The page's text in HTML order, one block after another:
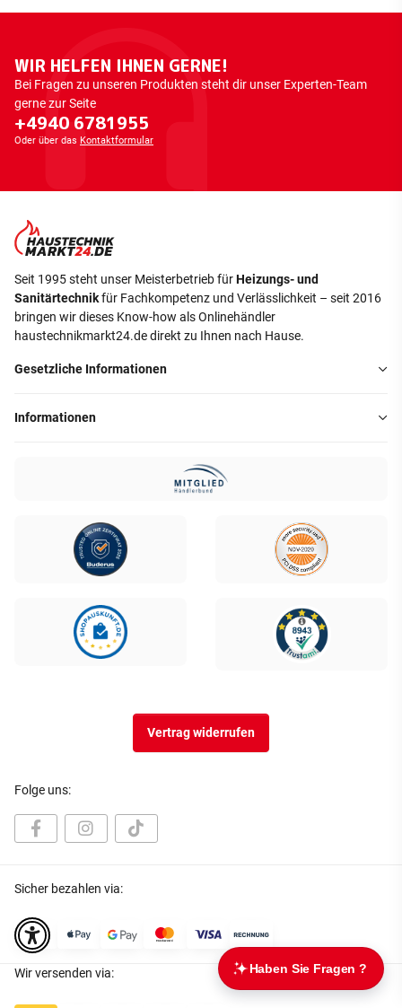
WIR HELFEN IHNEN GERNE!
Bei Fragen zu unseren Produkten steht dir unser Experten-Team
gerne zur Seite
+4940 6781955
Oder über das Kontaktformular
Seit 1995 steht unser Meisterbetrieb fürHeizungs- und
Sanitärtechnikfür Fachkompetenz und Verlässlichkeit – seit 2016
bringen wir dieses Know-how als Onlinehändler
haustechnikmarkt24.de direkt zu Ihnen nach Hause.
Gesetzliche Informationen
Informationen
Vertrag widerrufen
Folge uns:
Sicher bezahlen via:
Wir versenden via: